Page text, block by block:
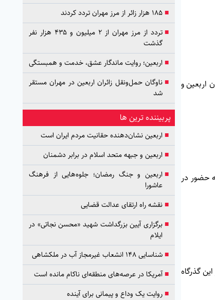
اربعین و
حضور در
گذرگاه
■۱۸۵ هزار زائر از مرز مهران تردد کردند
■
تردد از مرز مهران از ۲ میلیون و ۴۳۵ هزار نفر
گذشت
■ اربعین؛ روایت ماندگار عشق، خدمت و همبستگی
■ناوگان حمل‌ونقل زائران اربعین در مهران مستقر
شد
پربیننده ترین ها
■ اربعین نشان‌دهنده حقانیت مردم ایران است
■ اربعین و جبهه متحد اسلام در برابر دشمنان
■ اربعین و جنگ رمضان؛ جلوه‌هایی از فرهنگ
عاشورا
■نقشه راه ارتقای عدالت قضایی
■برگزاری آیین بزرگداشت شهید «محسن نجاتی» در
ایلام
■شناسایی ۱۴۸ انشعاب غیرمجاز آب در ملکشاهی
■آمریکا در عرصه‌های منطقه‌ای ناکام مانده است
■روایت یک وداع و پیمانی برای آینده